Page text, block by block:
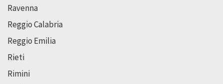
Ravenna
Reggio Calabria
Reggio Emilia
Rieti
Rimini